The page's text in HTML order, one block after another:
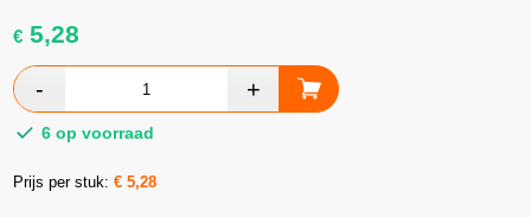
€ 5,28
6 op voorraad
Prijs per stuk:€5,28